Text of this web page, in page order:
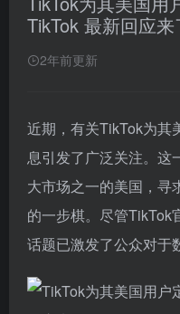
TikTok 最新回应来
2年前更新
近期，有关TikTok为其
息引发了广泛关注。这
大市场之一的美国，寻
的一步棋。尽管TikTok
话题已激发了公众对于